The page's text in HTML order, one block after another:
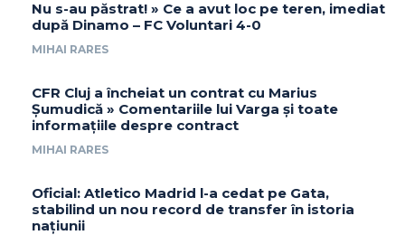
Nu s-au păstrat! » Ce a avut loc pe teren, imediat
după Dinamo – FC Voluntari 4-0
MIHAI RARES
CFR Cluj a încheiat un contrat cu Marius
Șumudică » Comentariile lui Varga și toate
informațiile despre contract
MIHAI RARES
Oficial: Atletico Madrid l-a cedat pe Gata,
stabilind un nou record de transfer în istoria
națiunii